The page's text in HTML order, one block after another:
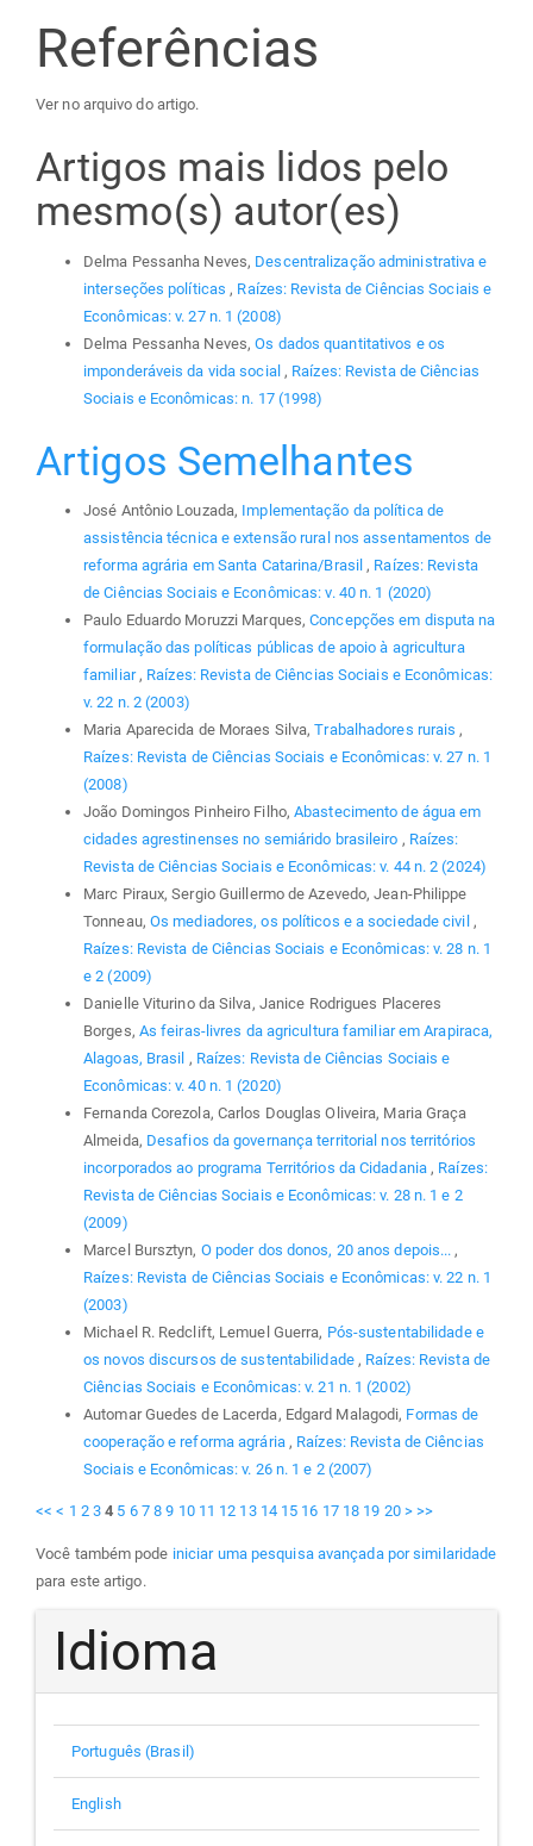
Referências
Ver no arquivo do artigo.
Artigos mais lidos pelo
mesmo(s) autor(es)
Delma Pessanha Neves, Descentralização administrativa e
interseções políticas , Raízes: Revista de Ciências Sociais e
Econômicas: v. 27 n. 1 (2008)
Delma Pessanha Neves,Os dados quantitativos e os
imponderáveis da vida social , Raízes: Revista de Ciências
Sociais e Econômicas: n. 17 (1998)
Artigos Semelhantes
José Antônio Louzada, Implementação da política de
assistência técnica e extensão rural nos assentamentos de
reforma agrária em Santa Catarina/Brasil, Raízes: Revista
de Ciências Sociais e Econômicas: v. 40 n. 1 (2020)
Paulo Eduardo Moruzzi Marques,Concepções em disputa na
formulação das políticas públicas de apoio à agricultura
familiar, Raízes: Revista de Ciências Sociais e Econômicas:
v. 22 n. 2 (2003)
Maria Aparecida de Moraes Silva,Trabalhadores rurais,
Raízes: Revista de Ciências Sociais e Econômicas: v. 27 n. 1
(2008)
João Domingos Pinheiro Filho,Abastecimento de água em
cidades agrestinenses no semiárido brasileiro , Raízes:
Revista de Ciências Sociais e Econômicas: v. 44 n. 2 (2024)
Marc Piraux, Sergio Guillermo de Azevedo, Jean-Philippe
Tonneau, Os mediadores, os políticos e a sociedade civil ,
Raízes: Revista de Ciências Sociais e Econômicas: v. 28 n. 1
e 2 (2009)
Danielle Viturino da Silva, Janice Rodrigues Placeres
Borges, As feiras-livres da agricultura familiar em Arapiraca,
Alagoas, Brasil , Raízes: Revista de Ciências Sociais e
Econômicas: v. 40 n. 1 (2020)
Fernanda Corezola, Carlos Douglas Oliveira, Maria Graça
Almeida, Desafios da governança territorial nos territórios
incorporados ao programa Territórios da Cidadania, Raízes:
Revista de Ciências Sociais e Econômicas: v. 28 n. 1 e 2
(2009)
Marcel Bursztyn, O poder dos donos, 20 anos depois...,
Raízes: Revista de Ciências Sociais e Econômicas: v. 22 n. 1
(2003)
Michael R. Redclift, Lemuel Guerra, Pós-sustentabilidade e
os novos discursos de sustentabilidade , Raízes: Revista de
Ciências Sociais e Econômicas: v. 21 n. 1 (2002)
Automar Guedes de Lacerda, Edgard Malagodi, Formas de
cooperação e reforma agrária , Raízes: Revista de Ciências
Sociais e Econômicas: v. 26 n. 1 e 2 (2007)
<< < 1 2 3 4 5 6 7 8 9 10 11 12 13 14 15 16 17 18 19 20 > >>
Você também pode iniciar uma pesquisa avançada por similaridade
para este artigo.
Idioma
Português (Brasil)
English